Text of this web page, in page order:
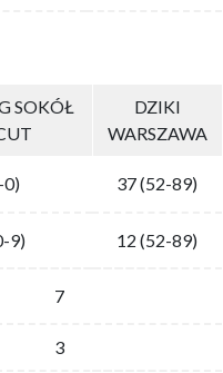
SOKÓŁ
DZIKI
WARSZAWA
0) 37 (52-89)
9)
12 (52-89)
7
3